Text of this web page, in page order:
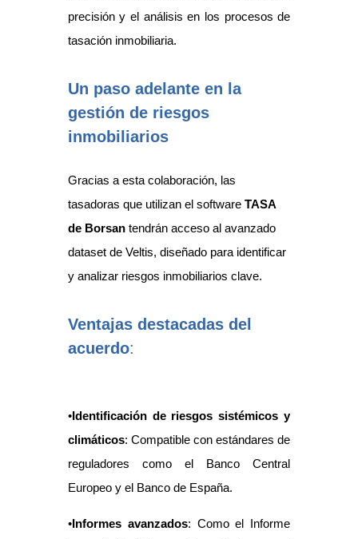
precisión y el análisis en los procesos de
tasación inmobiliaria.
Un paso adelante en la
gestión de riesgos
inmobiliarios
Gracias a esta colaboración, las
tasadoras que utilizan el software TASA
de Borsantendrán acceso al avanzado
dataset de Veltis, diseñado para identificar
y analizar riesgos inmobiliarios clave.
Ventajas destacadas del
acuerdo:
•Identificación de riesgos sistémicos y
climáticos: Compatible con estándares de
reguladores como el Banco Central
Europeo y el Banco de España.
•Informes avanzados: Como el Informe